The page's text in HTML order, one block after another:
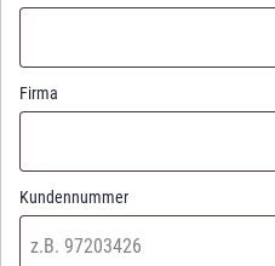
Firma
Kundennummer